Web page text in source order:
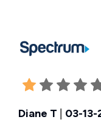
Diane T | 03-13-